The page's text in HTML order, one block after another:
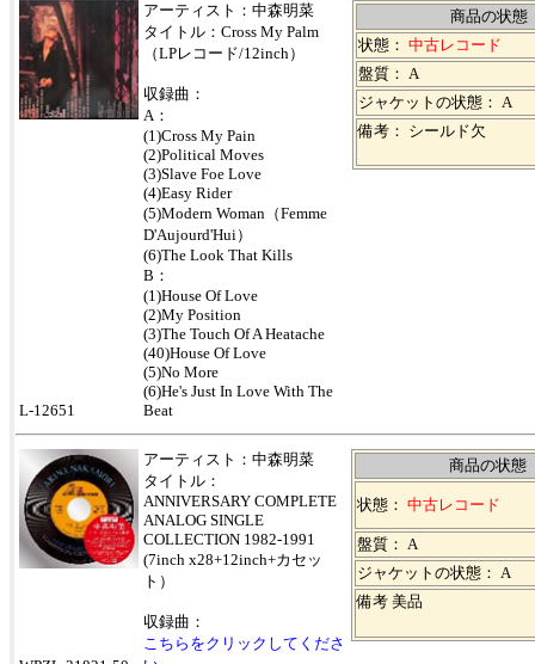
アーティスト：中森明菜
タイトル： Cross My Palm
（LPレコード/12inch）
収録曲：
A：
(1)Cross My Pain
(2)Political Moves
(3)Slave Foe Love
(4)Easy Rider
(5)Modern Woman（Femme
D'Aujourd'Hui）
(6)The Look That Kills
B ：
(1)House Of Love
(2)My Position
(3)The Touch Of A Heatache
(40)House Of Love
(5)No More
(6)He's Just In Love With The
Beat
商品の状態
状態： 中古レコード
盤質： A
ジャケットの状態： A
備考： シールド欠
L-12651
アーティスト：中森明菜
タイトル：
ANNIVERSARY COMPLETE
ANALOG SINGLE
COLLECTION 1982-1991
(7inch x28+12inch+カセッ
ト）
収録曲：
こちらをクリックしてくださ
商品の状態
状態： 中古レコード
盤質： A
ジャケットの状態： A
備考 美品